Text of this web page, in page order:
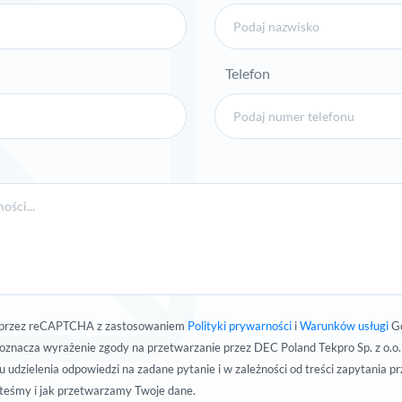
Telefon
reCAPTCHA z zastosowaniem Polityki prywarności iWarunków usługi
wyrażenie zgody na przetwarzanie przez DEC Poland Tekpro Sp. z
udzielenia odpowiedzi na zadane pytanie i w zależności od treści zapytania
i jak przetwarzamy Twoje dane.